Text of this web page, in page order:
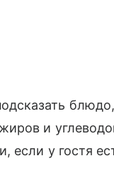
блюдо,
и
если у гостя